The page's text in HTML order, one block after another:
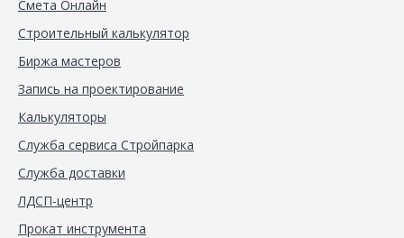
Смета Онлайн
Строительный калькулятор
Биржа мастеров
Запись на проектирование
Калькуляторы
Служба сервиса Стройпарка
Служба доставки
ЛДСП-центр
Прокат инструмента